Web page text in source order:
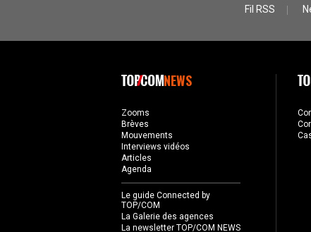
Fil RSS
NEWS
Zooms
Brèves
Mouvements
Interviews vidéos
Articles
Agenda
Le guide Connected by
TOP/COM
La Galerie des agences
La newsletter TOP/COM NEWS